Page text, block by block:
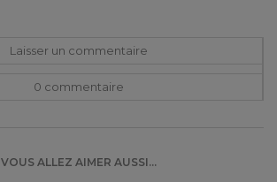
Laisser un commentaire
0 commentaire
VOUS ALLEZ AIMER AUSSI...